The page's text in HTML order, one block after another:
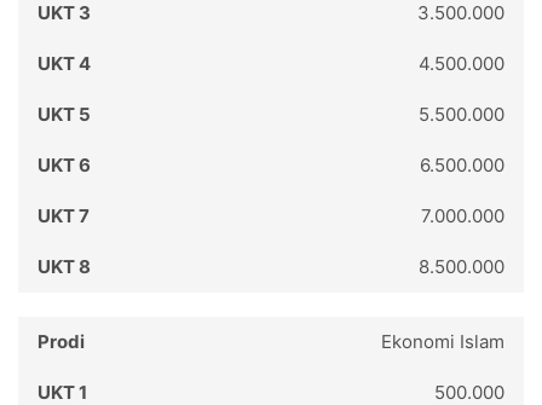
3.500.000
4.500.000
5.500.000
6.500.000
7.000.000
8.500.000
Ekonomi Islam
500.000